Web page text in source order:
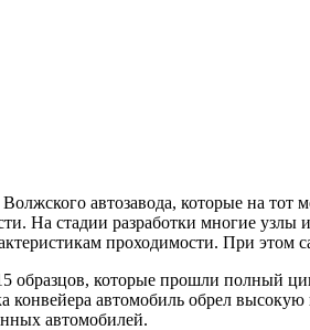
автозавода, которые на
На стадии разработки многие узлы
проходимости. При этом
образцов, которые прошли полный
конвейера автомобиль обрел
автомобилей.